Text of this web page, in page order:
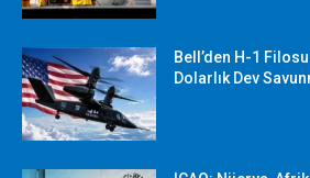
Bell’den H-1
Dolarlık Dev